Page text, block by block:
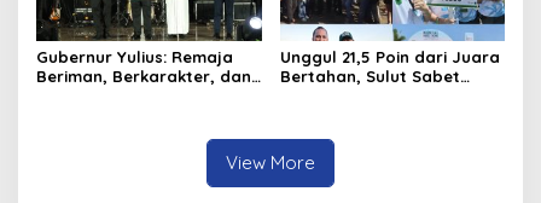
Gubernur Yulius: Remaja
Beriman, Berkarakter, dan
Unggul 21,5 Poin dari Juara
Bertahan, Sulut Sabet
View More